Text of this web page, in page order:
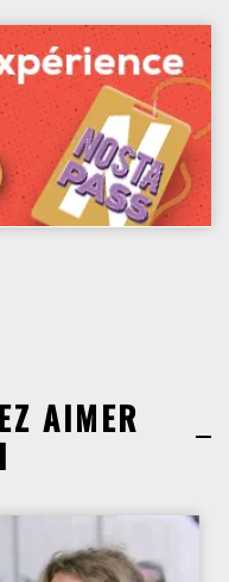
AIMER